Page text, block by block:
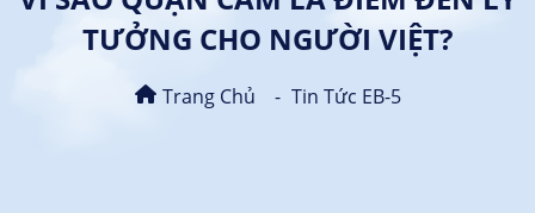
TƯỞNG CHO NGƯỜI VIỆT?
Trang Chủ Tin Tức EB-5